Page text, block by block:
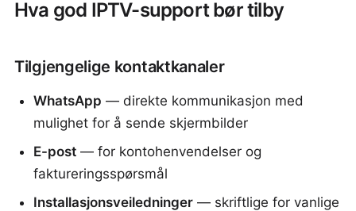
Hva god IPTV-support bør tilby
Tilgjengelige kontaktkanaler
WhatsApp — direkte kommunikasjon med
mulighet for å sende skjermbilder
E-post — for kontohenvendelser og
faktureringsspørsmål
Installasjonsveiledninger — skriftlige for vanlige